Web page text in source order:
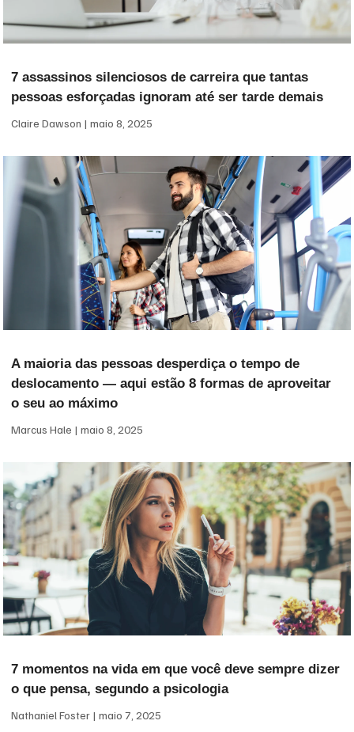
7 assassinos silenciosos de carreira que tantas
pessoas esforçadas ignoram até ser tarde demais
Claire Dawson maio 8, 2025
A maioria das pessoas desperdiça o tempo de
deslocamento — aqui estão 8 formas de aproveitar
o seu ao máximo
Marcus Hale maio 8, 2025
7 momentos na vida em que você deve sempre dizer
o que pensa, segundo a psicologia
Nathaniel Foster maio 7, 2025